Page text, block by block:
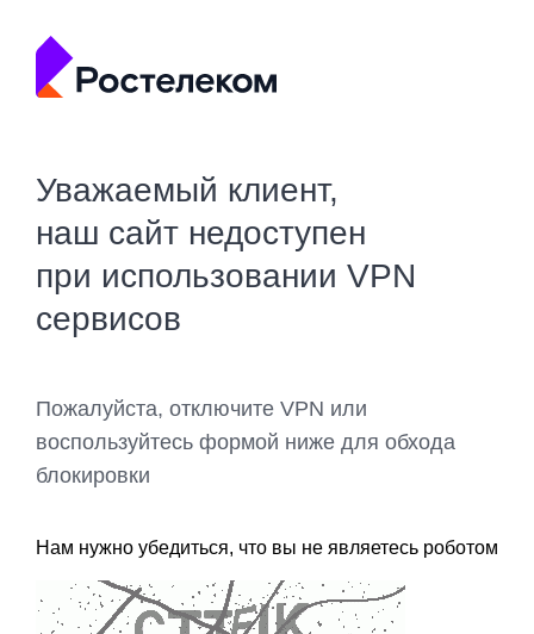
Уважаемый клиент,
наш сайт недоступен
при использовании VPN
сервисов
Пожалуйста, отключите VPN или
воспользуйтесь формой ниже для обхода
блокировки
Нам нужно убедиться, что вы не являетесь роботом